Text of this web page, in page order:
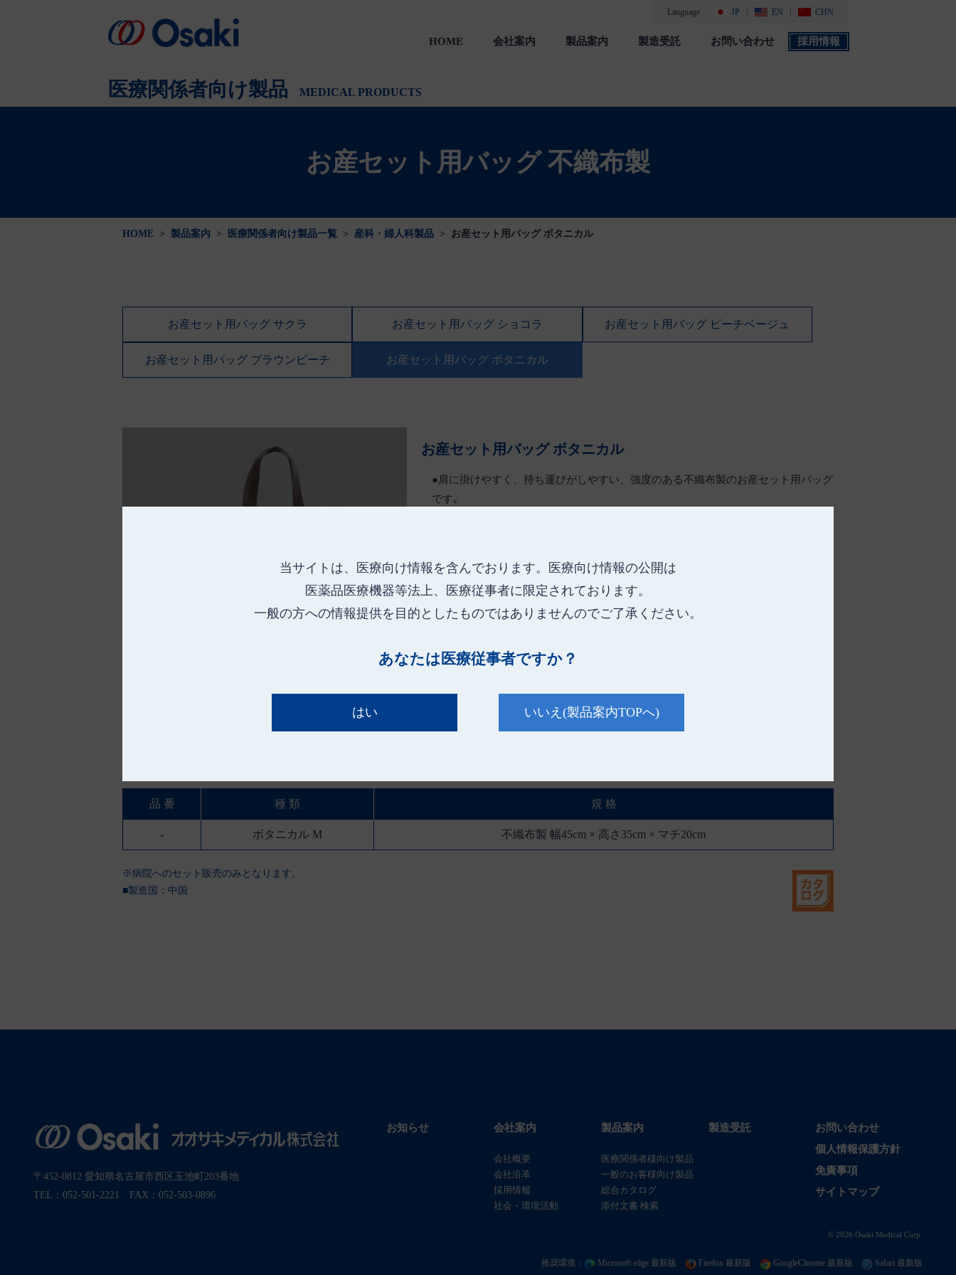
当サイトは、医療向け情報を含んでおります。
医療向け情報の公開は
医薬品医療機器等法上、医療従事者に限定されております。
一般の方への情報提供を目的としたものではありませんのでご了承ください。
あなたは医療従事者ですか？
はい いいえ (製品案内TOPへ)
Language JP EN CHN
HOME
会社案内
製品案内
製造受託 お問い合わせ 採用情報
医療関係者向け製品 MEDICAL PRODUCTS
お産セット用バッグ 不織布製
HOME > 製品案内 > 医療関係者向け製品一覧 > 産科・婦人科製品 > お産セット用バッグ ボタニカル
お産セット用バッグ サクラ お産セット用バッグ ショコラ お産セット用バッグ ピーチベージュ
お産セット用バッグ ブラウンピーチ お産セット用バッグ ボタニカル
お産セット用バッグ ボタニカル
●肩に掛けやすく、持ち運びがしやすい、強度のある不織布製のお産セット用バッグ
です｡
品 番 種 類 規 格
- ボタニカル M 不織布製 幅45cm × 高さ35cm × マチ20cm
※病院へのセット販売のみとなります。
■製造国： 中国
〒452-0812 愛知県名古屋市西区玉池町203番地
TEL：052-501-2221 FAX：052-503-0896
お知らせ 会社案内
会社概要
会社沿革
採用情報
社会・環境活動
製品案内
医療関係者様向け製品
一般のお客様向け製品
総合カタログ
添付文書 検索
製造受託
お問い合わせ
個人情報保護方針
免責事項
サイトマップ
© 2026 Osaki Medical Corp.
推奨環境： Microsoft edge 最新版 Firefox 最新版 GoogleChrome 最新版 Safari 最新版